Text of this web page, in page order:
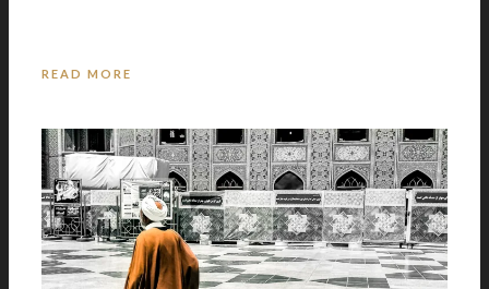
READ MORE